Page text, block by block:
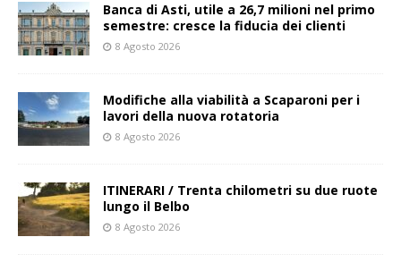
Banca di Asti, utile a 26,7 milioni nel primo
semestre: cresce la fiducia dei clienti
8 Agosto 2026
Modifiche alla viabilità a Scaparoni per i
lavori della nuova rotatoria
8 Agosto 2026
ITINERARI / Trenta chilometri su due ruote
lungo il Belbo
8 Agosto 2026